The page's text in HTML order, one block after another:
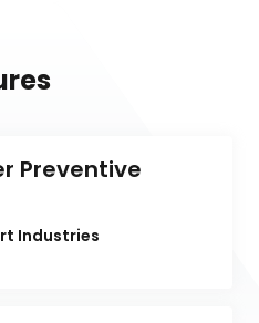
Preventive
Industries